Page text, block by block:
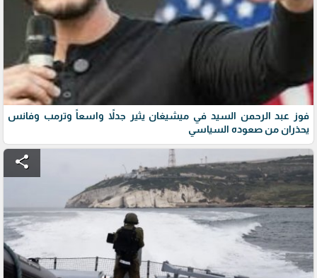
فوز عبد الرحمن السيد في ميشيغان يثير جدلاً واسعاً وترمب وفانس
يحذران من صعوده السياسي
share